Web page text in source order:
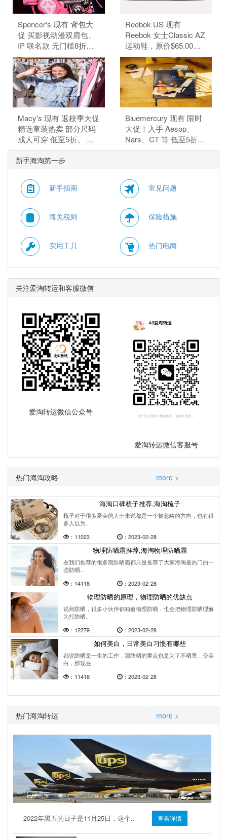
Spencer's 现有 背包大
促 买影视动漫双肩包、
IP 联名款 无门槛8折。
背包8折，需要使用优惠
码：BACKPACKS20。
订单满$40免邮，需要使
用优惠码：FS40。（优
惠码不可叠加）
Reebok US 现有
Reebok 女士Classic AZ
运动鞋，原价$65.00，
现特价$48.99（约
331.59元）。 无需使用
优惠码。 优惠随时可能
失效。
Macy's 现有 返校季大促
精选童装热卖 部分尺码
成人可穿 低至5折。 无
需使用优惠码。 有效期
至北京时间 2026年08月
Bluemercury 现有 限时
大促！入手 Aesop、
Nars、CT 等 低至5折。
部分商品可叠加额外8.5
至北京时间 2026年08月
10日11点59分。
新手海淘第一步
新手指南 常见问题
海关税则 保险措施
实用工具 热门电商
关注爱淘转运和客服微信
爱淘转运微信公众号
爱淘转运微信客服号
热门海淘攻略 more >
海淘口碑梳子推荐,海淘梳子
梳子对于很多爱美的人士来说都是一个被忽略的方向，也有很
多人以为..
：11023
：2023-02-28
物理防晒霜推荐,海淘物理防晒霜
在我们推荐的很多期防晒霜都只是推荐了大家海淘最热门的一
些防晒..
：14118
：2023-02-28
物理防晒的原理，物理防晒的优缺点
说到防晒，很多小伙伴都知道物理防晒，也会把物理防晒理解
为打防晒..
：12279
：2023-02-28
如何美白，日常美白习惯有哪些
都说防晒是一生的工作，那防晒的重点也是为了不晒黑，变美
白，那现在..
：11418
：2023-02-28
热门海淘转运 more >
2022年黑五的日子是11月25日，这个.. 查看详情